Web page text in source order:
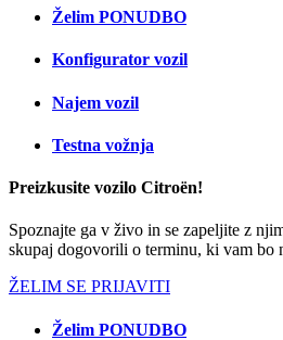
Želim PONUDBO
Konfigurator vozil
Najem vozil
Testna vožnja
Preizkusite vozilo Citroën!
Spoznajte ga v živo in se zapeljite z
skupaj dogovorili o terminu, ki vam bo
ŽELIM SE PRIJAVITI
Želim PONUDBO